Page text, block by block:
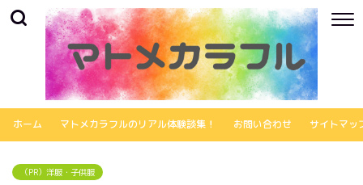
ホーム マトメカラフルのリアル体験談集！ お問い合わせ サイトマッ
（PR）洋服・子供服